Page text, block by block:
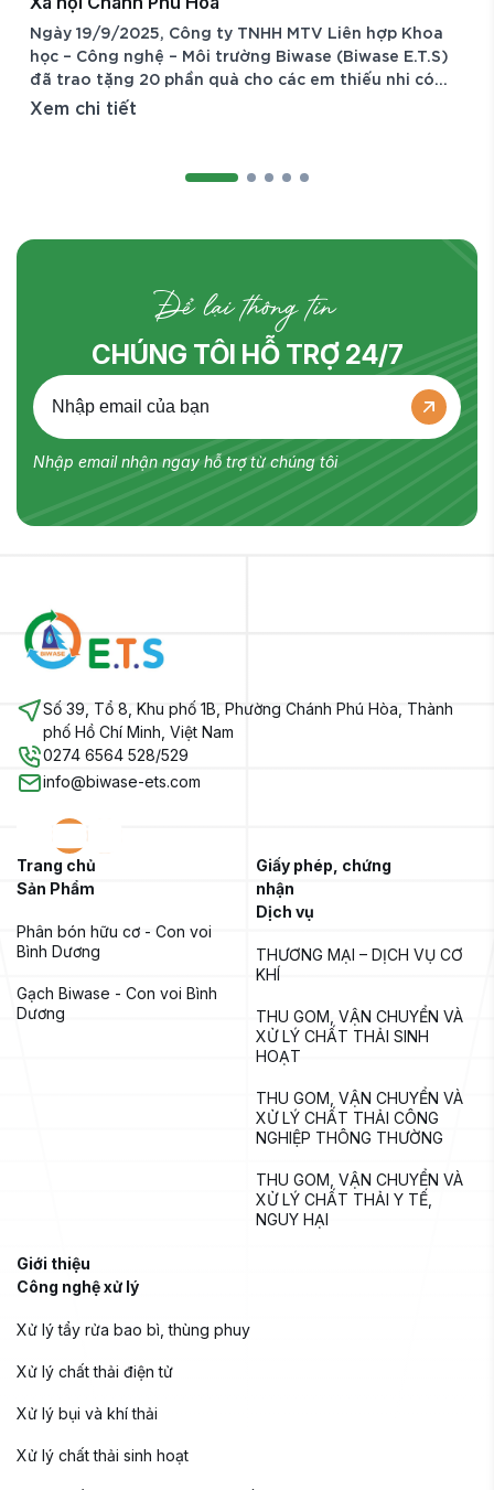
19/9/2025, Công ty TNHH MTV Liên hợp Khoa
– Công nghệ – Môi trường Biwase (Biwase E.T.S)
trao tặng 20 phần quà cho các em thiếu nhi có
cảnh đặc biệt khó khăn đang được chăm sóc,
thiện nguyện thường niên của Công ty, thể
chi tiết
Để lại thông tin
CHÚNG TÔI HỖ TRỢ 24/7
Nhập email nhận ngay hỗ trợ từ chúng tôi
Số 39, Tổ 8, Khu phố 1B, Phường Chánh Phú Hòa, Thành
phố Hồ Chí Minh, Việt Nam
0274 6564 528/529
info@biwase-ets.com
Trang chủ
Sản Phẩm
Phân bón hữu cơ - Con voi
Bình Dương
Gạch Biwase - Con voi Bình
Dương
Giới thiệu
Công nghệ xử lý
Xử lý tẩy rửa bao bì, thùng phuy
Xử lý chất thải điện tử
Xử lý bụi và khí thải
Xử lý chất thải sinh hoạt
Giấy phép, chứng
nhận
Dịch vụ
THƯƠNG MẠI – DỊCH VỤ CƠ
KHÍ
THU GOM, VẬN CHUYỂN VÀ
XỬ LÝ CHẤT THẢI SINH
HOẠT
THU GOM, VẬN CHUYỂN VÀ
XỬ LÝ CHẤT THẢI CÔNG
NGHIỆP THÔNG THƯỜNG
THU GOM, VẬN CHUYỂN VÀ
XỬ LÝ CHẤT THẢI Y TẾ,
NGUY HẠI